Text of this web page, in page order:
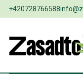
+420728766588